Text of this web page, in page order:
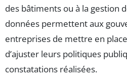
des bâtiments ou à la gestion
données permettent aux
entreprises de mettre en
d’ajuster leurs politiques
constatations réalisées.